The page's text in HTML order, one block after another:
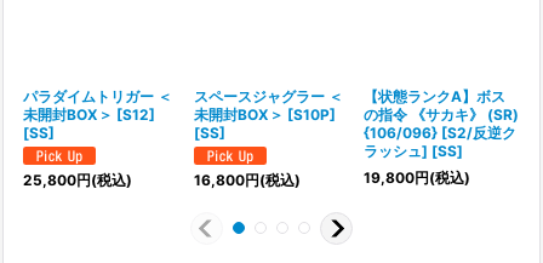
パラダイムトリガー ＜
未開封BOX＞ [S12]
[SS]
25,800円(税込)
スペースジャグラー ＜
未開封BOX＞ [S10P]
[SS]
16,800円(税込)
【状態ランクA】ボス
の指令 《サカキ》 (SR)
{106/096} [S2/反逆ク
ラッシュ] [SS]
19,800円(税込)